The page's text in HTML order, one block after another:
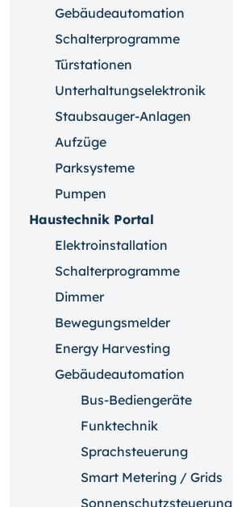
Gebäudeautomation
Schalterprogramme
Türstationen
Unterhaltungselektronik
Staubsauger-Anlagen
Aufzüge
Parksysteme
Pumpen
Haustechnik Portal
Elektroinstallation
Schalterprogramme
Dimmer
Bewegungsmelder
Energy Harvesting
Gebäudeautomation
Bus-Bediengeräte
Funktechnik
Sprachsteuerung
Smart Metering / Grids
Sonnenschutzsteuerung